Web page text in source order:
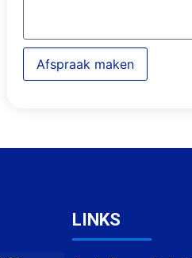
Afspraak maken
LINKS